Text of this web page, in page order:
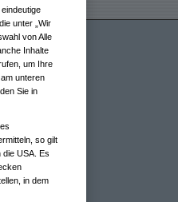
unter „Wir
von Alle
Inhalte
um Ihre
unteren
Sie in
so gilt
die USA. Es
in dem